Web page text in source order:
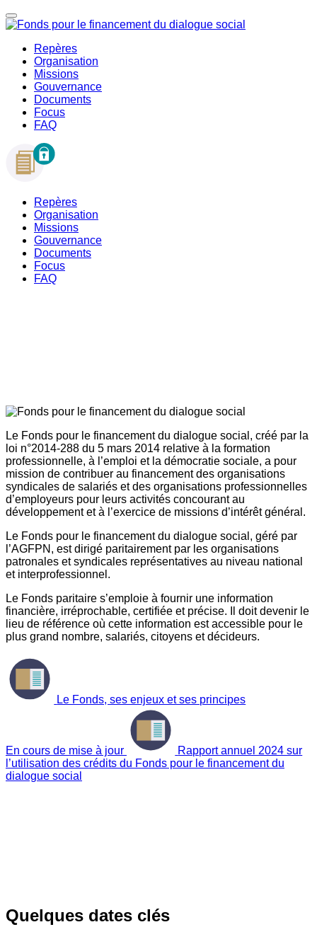
Repères
Organisation
Missions
Gouvernance
Documents
Focus
FAQ
Repères
Organisation
Missions
Gouvernance
Documents
Focus
FAQ
Le Fonds pour le financement du dialogue social, créé par la
loi n°2014-288 du 5 mars 2014 relative à la formation
professionnelle, à l’emploi et la démocratie sociale, a pour
mission de contribuer au financement des organisations
syndicales de salariés et des organisations professionnelles
d’employeurs pour leurs activités concourant au
développement et à l’exercice de missions d’intérêt général.
Le Fonds pour le financement du dialogue social, géré par
l’AGFPN, est dirigé paritairement par les organisations
patronales et syndicales représentatives au niveau national
et interprofessionnel.
Le Fonds paritaire s’emploie à fournir une information
financière, irréprochable, certifiée et précise. Il doit devenir le
lieu de référence où cette information est accessible pour le
plus grand nombre, salariés, citoyens et décideurs.
Le Fonds, ses enjeux et ses principes
En cours de mise à jour
Rapport annuel 2024 sur
l’utilisation des crédits du Fonds pour le financement du
dialogue social
Quelques dates clés